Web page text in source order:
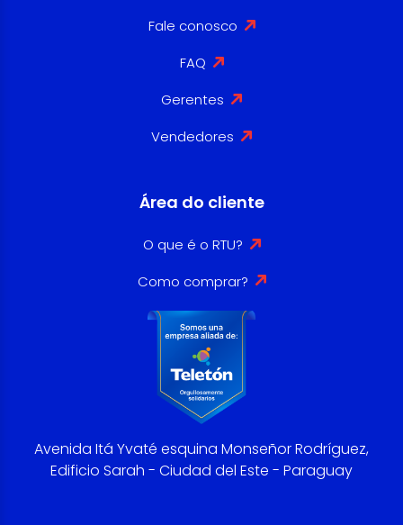
Fale conosco
FAQ
Gerentes
Vendedores
Área do cliente
O que é o RTU?
Como comprar?
Avenida Itá Yvaté esquina Monseñor Rodríguez,
Edificio Sarah - Ciudad del Este - Paraguay